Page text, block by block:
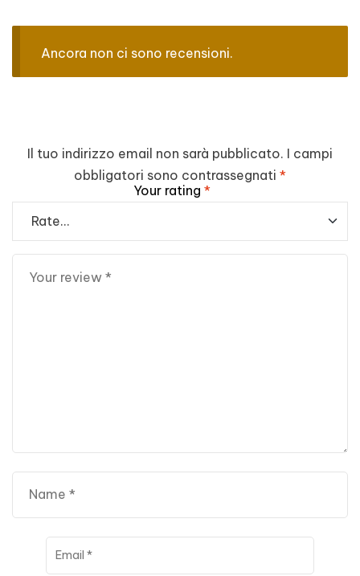
Ancora non ci sono recensioni.
Il tuo indirizzo email non sarà pubblicato. I campi
obbligatori sono contrassegnati *
Your rating *